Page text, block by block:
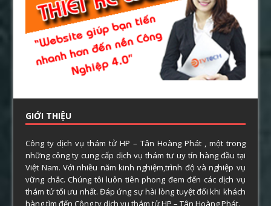
GIỚI THIỆU
Công ty dịch vụ thám tử HP – Tân Hoàng Phát , một trong
những công ty cung cấp dịch vụ thám tư uy tín hàng đầu tại
Việt Nam. Với nhiều năm kinh nghiệm,trình độ và nghiệp vụ
vững chắc. Chúng tôi luôn tiên phong đem đến các dịch vụ
thám tử tối ưu nhất. Đáp ứng sự hài lòng tuyệt đối khi khách
hàng tìm đến Công ty dịch vụ thám tử HP – Tân Hoàng Phát.